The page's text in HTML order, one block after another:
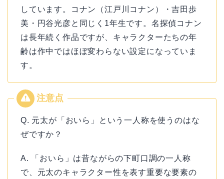
しています。コナン（江戸川コナン）・吉田歩
美・円谷光彦と同じく1年生です。名探偵コナン
は長年続く作品ですが、キャラクターたちの年
齢は作中ではほぼ変わらない設定になっていま
す。
Q. 元太が「おいら」という一人称を使うのはな
ぜですか？
A. 「おいら」は昔ながらの下町口調の一人称
で、元太のキャラクター性を表す重要な要素の